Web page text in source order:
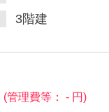
3階建
(管理費等： - 円)